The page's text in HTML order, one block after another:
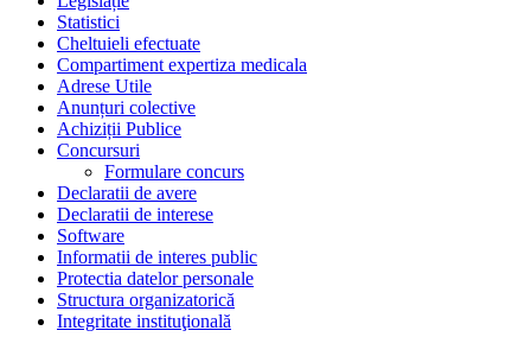
Statistici
Cheltuieli efectuate
Compartiment expertiza medicala
Adrese Utile
Anunțuri colective
Achiziții Publice
Concursuri
Formulare concurs
Declaratii de avere
Declaratii de interese
Software
Informatii de interes public
Protectia datelor personale
Structura organizatorică
Integritate instituţională